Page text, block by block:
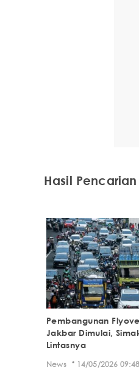
Hasil Pencarian
Pembangunan
Jakbar Dimulai,
Lintasnya
News · 14/05/2026